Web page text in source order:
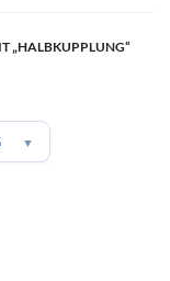
„HALBKUPPLUNG“
▼